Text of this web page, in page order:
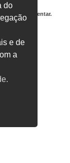
que eu comentar.
do
e de
a